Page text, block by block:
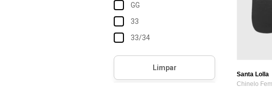
GG
33
33/34
34
Santa Lolla